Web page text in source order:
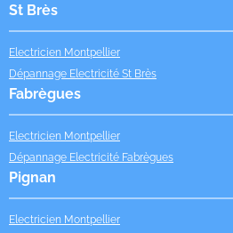
St Brès
Electricien Montpellier
Dépannage Electricité St Brès
Fabrègues
Electricien Montpellier
Dépannage Electricité Fabrègues
Pignan
Electricien Montpellier